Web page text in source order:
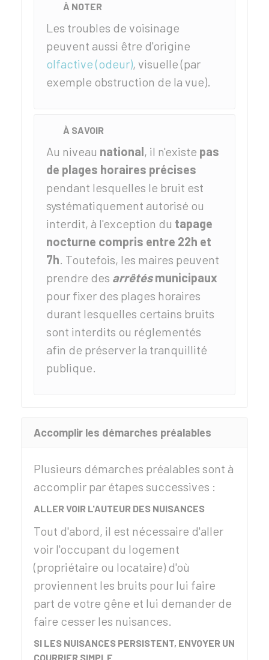
À NOTER
Les troubles de voisinage
peuvent aussi être d'origine
olfactive (odeur), visuelle (par
exemple obstruction de la vue).
À SAVOIR
Au niveau national, il n'existe pas
de plages horaires précises
pendant lesquelles le bruit est
systématiquement autorisé ou
interdit, à l'exception du tapage
nocturne compris entre 22h et
7h. Toutefois, les maires peuvent
prendre des arrêtésmunicipaux
pour fixer des plages horaires
durant lesquelles certains bruits
sont interdits ou réglementés
afin de préserver la tranquillité
publique.
Accomplir les démarches préalables
Plusieurs démarches préalables sont à
accomplir par étapes successives :
ALLER VOIR L'AUTEUR DES NUISANCES
Tout d'abord, il est nécessaire d'aller
voir l'occupant du logement
(propriétaire ou locataire) d'où
proviennent les bruits pour lui faire
part de votre gêne et lui demander de
faire cesser les nuisances.
SI LES NUISANCES PERSISTENT, ENVOYER UN
COURRIER SIMPLE